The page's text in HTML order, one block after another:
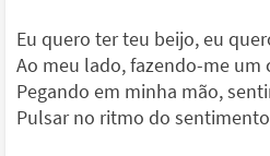
Eu quero ter teu beijo, eu
Ao meu lado, fazendo-me um
Pegando em minha mão,
Pulsar no ritmo do